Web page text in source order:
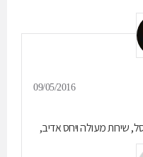
09/05/2016
שירות מעולה ויחס אדיב,